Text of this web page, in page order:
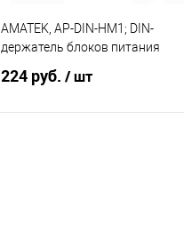
AMATEK, AP-DIN-HM1; DIN-
держатель блоков питания
224 руб. / шт